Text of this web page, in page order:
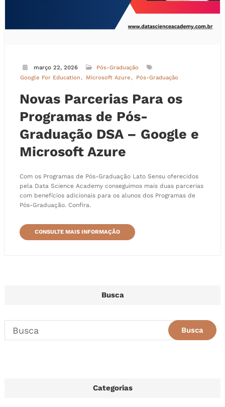
março 22, 2026
Pós-Graduação
Google For Education
Microsoft Azure Pós-Graduação
Novas Parcerias Para os
Programas de Pós-
Graduação DSA – Google e
Microsoft Azure
Com os Programas de Pós-Graduação Lato Sensu oferecidos
pela Data Science Academy conseguimos mais duas parcerias
com benefícios adicionais para os alunos dos Programas de
Pós-Graduação. Confira.
CONSULTE MAIS INFORMAÇÃO
Busca
Categorias